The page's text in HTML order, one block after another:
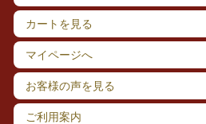
カートを見る
マイページへ
お客様の声を見る
ご利用案内